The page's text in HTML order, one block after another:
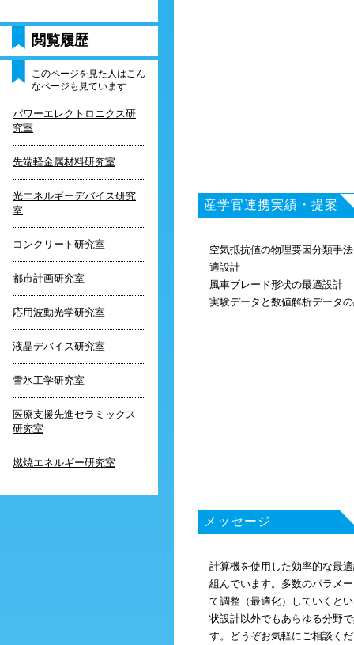
閲覧履歴
このページを見た人はこん
なページも見ています
パワーエレクトロニクス研
究室
先端軽金属材料研究室
光エネルギーデバイス研究
室
コンクリート研究室
都市計画研究室
応用波動光学研究室
液晶デバイス研究室
雪氷工学研究室
医療支援先進セラミックス
研究室
燃焼エネルギー研究室
産学官連携実績・提案
空気抵抗値の物理要因分類手
適設計
風車ブレード形状の最適設計
実験データと数値解析データ
メッセージ
計算機を使用した効率的な最
組んでいます。多数のパラメ
て調整（最適化）していくと
状設計以外でもあらゆる分野
す。どうぞお気軽にご相談く